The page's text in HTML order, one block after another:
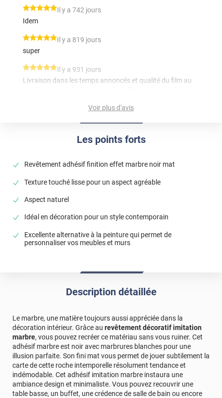
Les points forts
Revêtement adhésif finition effet marbre noir mat
Texture touché lisse pour un aspect agréable
Aspect naturel
Idéal en décoration pour un style contemporain
Excellente alternative à la peinture qui permet de
personnaliser vos meubles et murs
*****
Il y a 742 jours
Idem
*****
Il y a 819 jours
super
*****
Il y a 931 jours
Livraison dans les temps annoncés et qualité du film au
produit correspond parfaitement à mes attentes
L'adhésif est de très bonne qualité et facile à poser. J'en
suis ravie. Je recommande vivement.
*****
Il y a 1221 jours
Livraison rapide ! Emballage au top! Très bonne qualité je
recommande !!!
Je n'ai rien à ajouter !!
*****
Il y a 1685 jours
*****
Il y a 1844 jours
J'ai acheté le film effet marbre pour recouvrir le plateau de
ma table basse, le rendu est parfait visuellement identique
à de la vrai pierre, le produit est vraiment d'excellent
qualités et la pose facile. Envoi très rapide, emballage à la
hauteur du produit. Je recommande
*****
Il y a 1955 jours
Voir plus d'avis
Description détaillée
Le marbre, une matière toujours aussi appréciée dans la
décoration intérieur. Grâce au revêtement décoratif imitation
marbre, vous pouvez recréer ce matériau sans vous ruiner. Cet
adhésif marbre est noir avec marbrures blanches pour une
illusion parfaite. Son fini mat vous permet de jouer subtilement la
carte de cette roche intemporelle résolument tendance et
indémodable. Cet adhésif imitation marbre instaura une
ambiance design et minimaliste. Vous pouvez recouvrir une
table basse, un buffet, une crédence de salle de bain ou encore